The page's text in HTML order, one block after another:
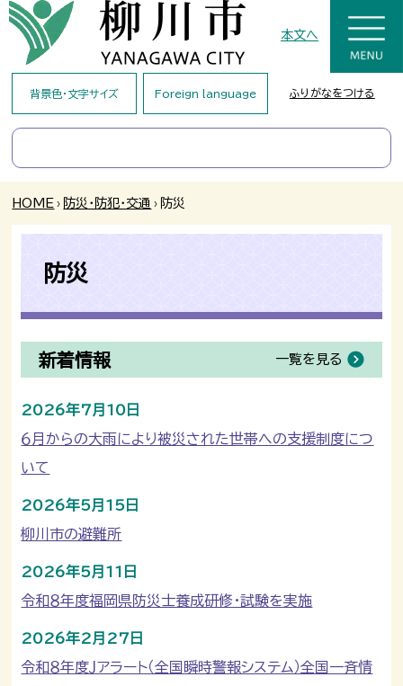
本文へ
背景色・文字サイズ Foreign language ふりがなをつける
HOME › 防災・防犯・交通 › 防災
防災
新着情報 一覧を見る
2026年7月10日
６月からの大雨により被災された世帯への支援制度につ
いて
2026年5月15日
柳川市の避難所
2026年5月11日
令和８年度福岡県防災士養成研修・試験を実施
2026年2月27日
令和８年度Ｊアラート（全国瞬時警報システム）全国一斉情